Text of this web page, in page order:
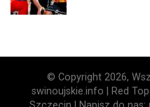
© Copyright 2026,
swinoujskie.info | Red